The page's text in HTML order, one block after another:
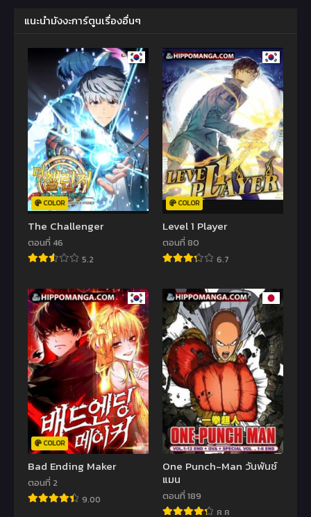
แนะนำมังงะการ์ตูนเรื่องอื่นๆ
COLOR
The Challenger
ตอนที่ 46
5.2
COLOR
Level 1 Player
ตอนที่ 80
6.7
COLOR
Bad Ending Maker
ตอนที่ 2
9.00
One Punch-Man วันพันช์
แมน
ตอนที่ 189
8.8